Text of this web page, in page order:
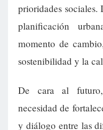
prioridades
planificación
momento de
sostenibilidad y la
De cara al
necesidad de
y diálogo entre las